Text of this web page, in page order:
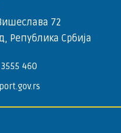
72
Република Србија
460